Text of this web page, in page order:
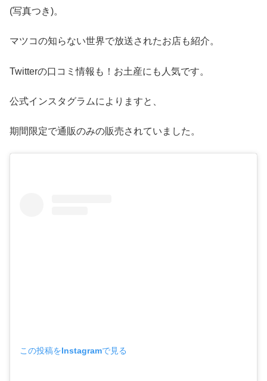
(写真つき)。
マツコの知らない世界で放送されたお店も紹介。
Twitterの口コミ情報も！お土産にも人気です。
公式インスタグラムによりますと、
期間限定で通販のみの販売されていました。
この投稿をInstagramで見る